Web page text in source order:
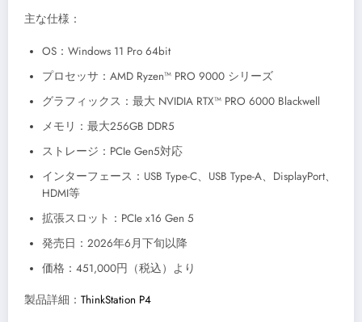
主な仕様：
OS：Windows 11 Pro 64bit
プロセッサ：AMD Ryzen™ PRO 9000 シリーズ
グラフィックス：最大 NVIDIA RTX™ PRO 6000 Blackwell
メモリ：最大256GB DDR5
ストレージ：PCIe Gen5対応
インターフェース：USB Type-C、USB Type-A、DisplayPort、
HDMI等
拡張スロット：PCIe x16 Gen 5
発売日：2026年6月下旬以降
価格：451,000円（税込）より
製品詳細： ThinkStation P4